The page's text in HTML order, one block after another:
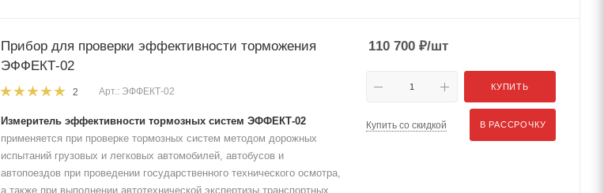
Прибор для проверки эффективности торможения
ЭФФЕКТ-02
2 Арт.: ЭФФЕКТ-02
Измеритель эффективности тормозных систем ЭФФЕКТ-02
применяется при проверке тормозных систем методом дорожных
испытаний грузовых и легковых автомобилей, автобусов и
автопоездов при проведении государственного технического осмотра,
а также при выполнении автотехнической экспертизы транспортных
110 700 ₽/шт
КУПИТЬ
Купить со скидкой В РАССРОЧКУ